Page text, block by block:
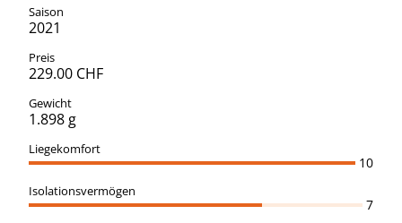
2021
229.00 CHF
1.898 g
10
7